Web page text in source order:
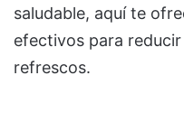
saludable, aquí te
efectivos para
refrescos.